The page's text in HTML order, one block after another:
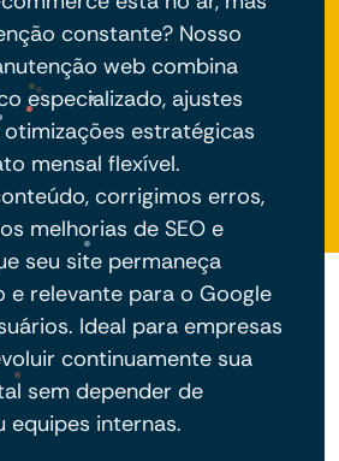
constante? Nosso
web combina
especializado, ajustes
estratégicas
mensal flexível.
corrigimos erros,
melhorias de SEO e
seu site permaneça
e relevante para o Google
Ideal para empresas
continuamente sua
sem depender de
equipes internas.